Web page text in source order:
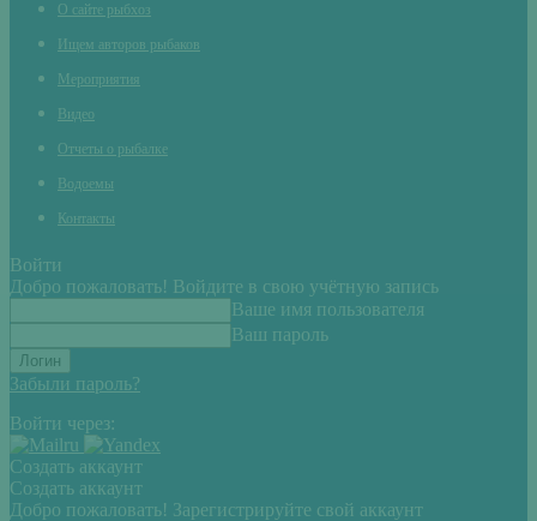
О сайте рыбхоз
Ищем авторов рыбаков
Мероприятия
Видео
Отчеты о рыбалке
Водоемы
Контакты
Войти
Добро пожаловать! Войдите в свою учётную запись
Ваше имя пользователя
Ваш пароль
Забыли пароль?
Войти через:
Создать аккаунт
Создать аккаунт
Добро пожаловать! Зарегистрируйте свой аккаунт